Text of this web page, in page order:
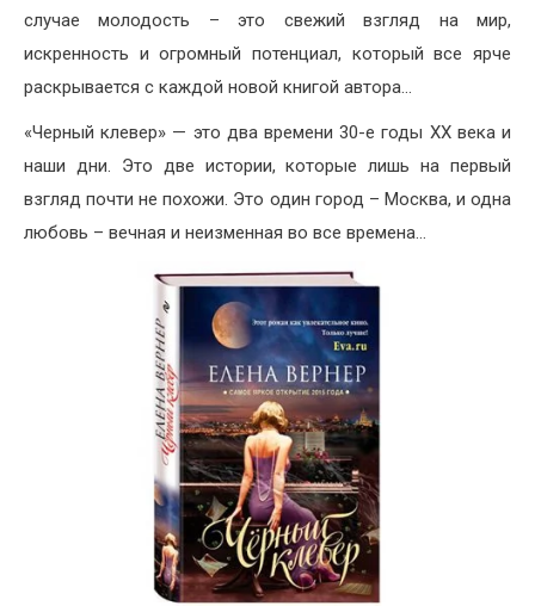
случае молодость – это свежий взгляд на мир,
искренность и огромный потенциал, который все ярче
раскрывается с каждой новой книгой автора…
«Черный клевер» — это два времени 30-е годы ХХ века и
наши дни. Это две истории, которые лишь на первый
взгляд почти не похожи. Это один город – Москва, и одна
любовь – вечная и неизменная во все времена…